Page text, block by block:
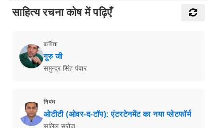
साहित्य रचना कोष में पढ़िएँ
कविता
गुरु जी
समुन्द्र सिंह पंवार
निबंध
ओटीटी (ओवर-द-टॉप): एंटरटेनमेंट का नया प्लेटफॉर्म
सलिल सरोज